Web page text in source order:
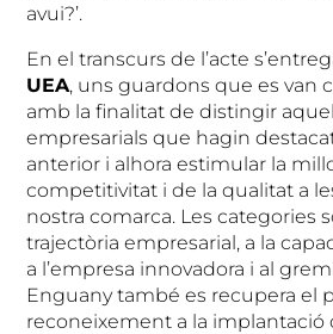
avui?’.
En el transcurs de l’acte
UEA, uns guardons que es van
amb la finalitat de distingir
empresarials que hagin
anterior i alhora estimular la
competitivitat i de la qualitat a
nostra comarca. Les categories
trajectòria empresarial, a la
a l’empresa innovadora i al
Enguany també es recupera el
reconeixement a la implantació